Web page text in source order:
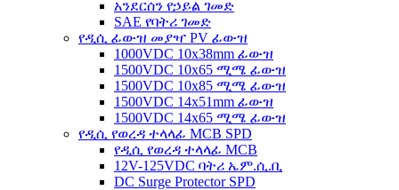
አንደርሰን የኃይል ገመድ
SAE የባትሪ ገመድ
የዲሲ ፊውዝ መያዣ PV ፊውዝ
1000VDC 10x38mm ፊውዝ
1500VDC 10x65 ሚሜ ፊውዝ
1500VDC 10x85 ሚሜ ፊውዝ
1500VDC 14x51mm ፊውዝ
1500VDC 14x65 ሚሜ ፊውዝ
የዲሲ የወረዳ ተላላፊ MCB SPD
የዲሲ የወረዳ ተላላፊ MCB
12V-125VDC ባትሪ ኤም.ሲ.ቢ
DC Surge Protector SPD